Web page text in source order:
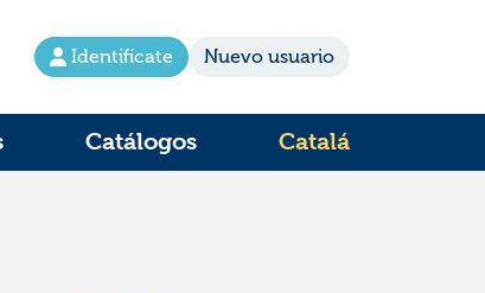
Identifícate Nuevo usuario
Catálogos Catalá